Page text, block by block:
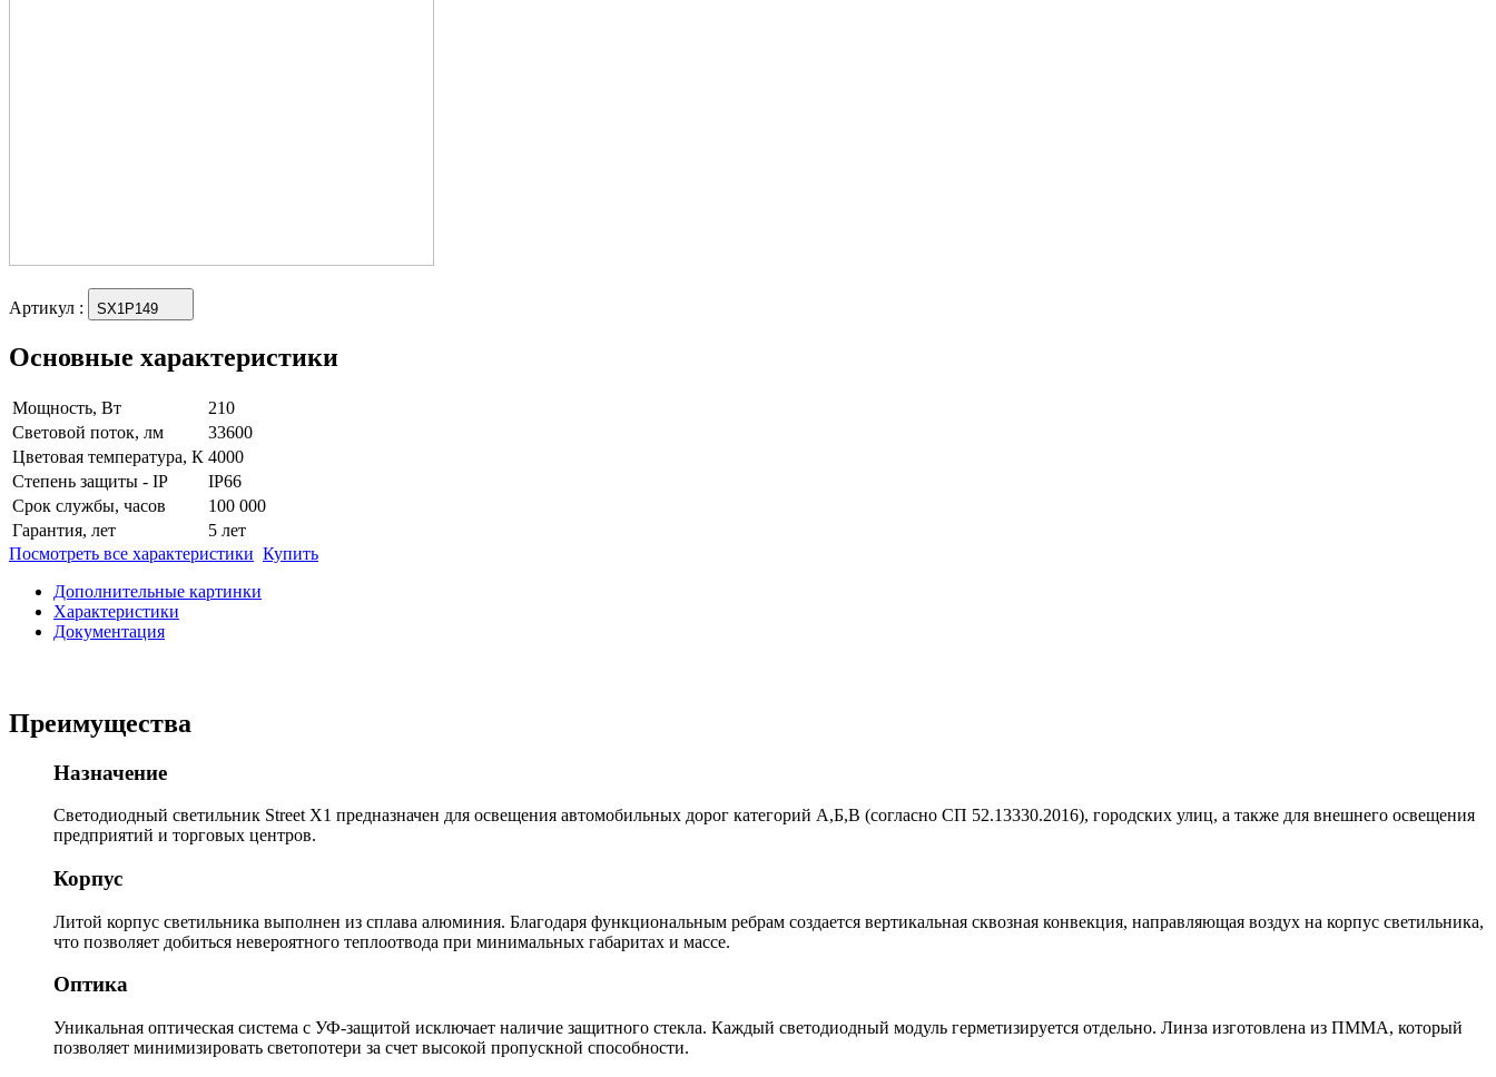
Артикул : SX1P149
Основные характеристики
Мощность, Вт
210
Световой поток, лм
33600
Цветовая температура, К 4000
Степень защиты - IP
IP66
Срок службы, часов
100 000
Гарантия, лет
5 лет
Посмотреть все характеристики Купить
Дополнительные картинки
Характеристики
Документация
Преимущества
Назначение
Светодиодный светильник Street X1 предназначен для освещения автомобильных дорог категорий А,Б,В (согласно СП 52.13330.2016), городских улиц, а также для внешнего освещения
предприятий и торговых центров.
Корпус
Литой корпус светильника выполнен из сплава алюминия. Благодаря функциональным ребрам создается вертикальная сквозная конвекция, направляющая воздух на корпус светильника,
что позволяет добиться невероятного теплоотвода при минимальных габаритах и массе.
Оптика
Уникальная оптическая система с УФ-защитой исключает наличие защитного стекла. Каждый светодиодный модуль герметизируется отдельно. Линза изготовлена из ПММА, который
позволяет минимизировать светопотери за счет высокой пропускной способности.